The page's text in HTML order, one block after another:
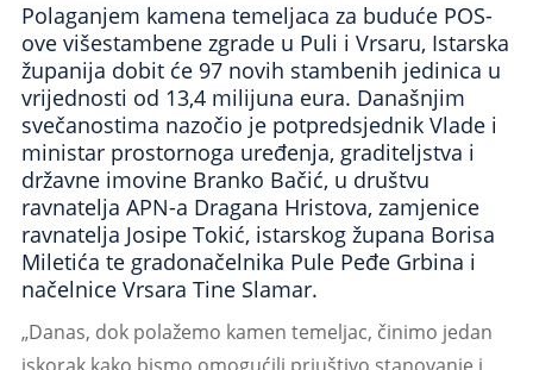
Polaganjem kamena temeljaca za buduće POS-
ove višestambene zgrade u Puli i Vrsaru, Istarska
županija dobit će 97 novih stambenih jedinica u
vrijednosti od 13,4 milijuna eura. Današnjim
svečanostima nazočio je potpredsjednik Vlade i
ministar prostornoga uređenja, graditeljstva i
državne imovine Branko Bačić, u društvu
ravnatelja APN-a Dragana Hristova, zamjenice
ravnatelja Josipe Tokić, istarskog župana Borisa
Miletića te gradonačelnika Pule Peđe Grbina i
načelnice Vrsara Tine Slamar.
„Danas, dok polažemo kamen temeljac, činimo jedan